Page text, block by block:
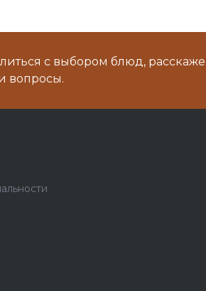
с выбором блюд,
вопросы.